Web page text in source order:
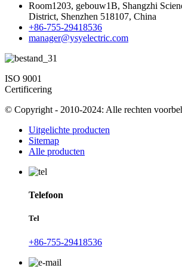
Room1203, gebouw1B, Shangzhi
District, Shenzhen 518107, China
+86-755-29418536
manager@ysyelectric.com
ISO 9001
Certificering
© Copyright - 2010-2024: Alle rechten
Uitgelichte producten
Sitemap
Alle producten
Telefoon
Tel
+86-755-29418536